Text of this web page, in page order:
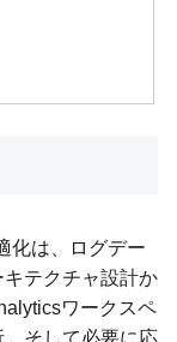
化は、ログデー
テクチャ設計か
ワークスペ